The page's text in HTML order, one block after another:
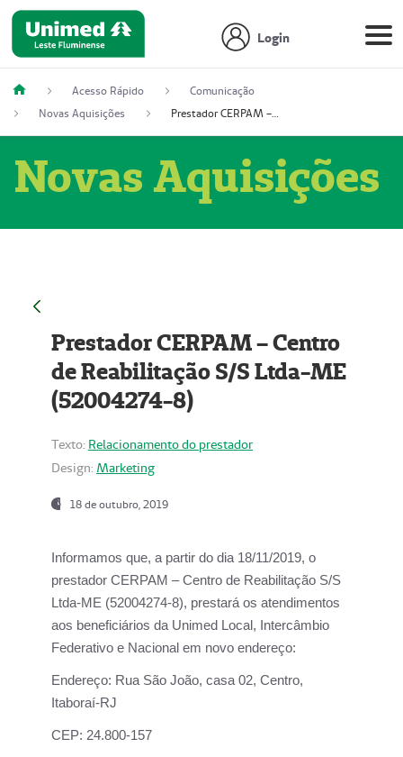
Login
Acesso Rápido
Comunicação
Novas Aquisições
Prestador CERPAM – Centro de Reabilitação S/S Ltda-ME (52004274-8)
Novas Aquisições
Prestador CERPAM – Centro
de Reabilitação S/S Ltda-ME
(52004274-8)
Texto: Relacionamento do prestador
Design: Marketing
18 de outubro, 2019
Informamos que, a partir do dia 18/11/2019, o
prestador CERPAM – Centro de Reabilitação S/S
Ltda-ME (52004274-8), prestará os atendimentos
aos beneficiários da Unimed Local, Intercâmbio
Federativo e Nacional em novo endereço:
Endereço: Rua São João, casa 02, Centro,
Itaboraí-RJ
CEP: 24.800-157